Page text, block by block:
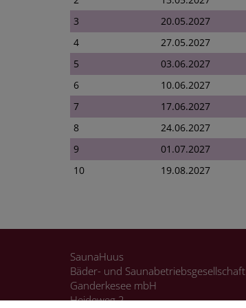
3
20.05.2027
4
27.05.2027
5
03.06.2027
6
10.06.2027
7
17.06.2027
8
24.06.2027
9
01.07.2027
10
19.08.2027
SaunaHuus
Bäder- und Saunabetriebsgesellschaft
Ganderkesee mbH
Heideweg 2